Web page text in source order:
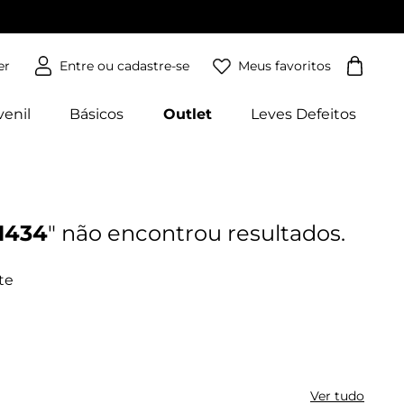
Meus favoritos
Básicos Outlet Leves Defeitos
Ver tudo